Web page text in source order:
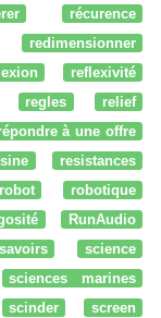
récurence
redimensionner
reflexivité
regles
relief
à une offre
resistances
robot
robotique
RunAudio
savoirs
science
sciences marines
scinder
screen